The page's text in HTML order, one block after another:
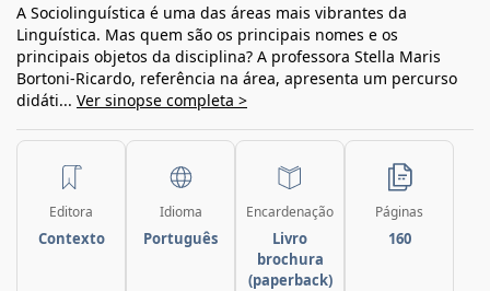
A Sociolinguística é uma das áreas mais vibrantes da
Linguística. Mas quem são os principais nomes e os
principais objetos da disciplina? A professora Stella Maris
Bortoni-Ricardo, referência na área, apresenta um percurso
didáti... Ver sinopse completa >
Editora
Contexto
Idioma
Português
Encardenação
Livro
brochura
(paperback)
Páginas
160